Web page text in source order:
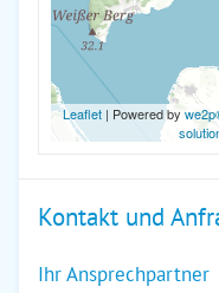
Leaflet| Powered by
Kontakt und
Ihr Ansprechpartner